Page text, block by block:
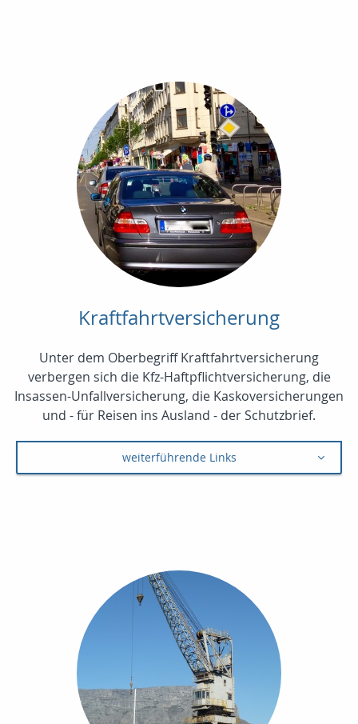
Kraftfahrtversicherung
Unter dem Oberbegriff Kraftfahrtversicherung
verbergen sich die Kfz-Haftpflichtversicherung, die
Insassen-Unfallversicherung, die Kaskoversicherungen
und - für Reisen ins Ausland - der Schutzbrief.
weiterführende Links